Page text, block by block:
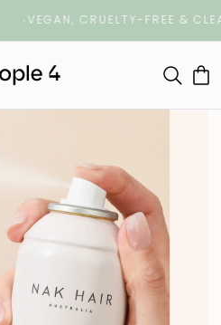
VEGAN, CRUELTY-FREE & CLEAN